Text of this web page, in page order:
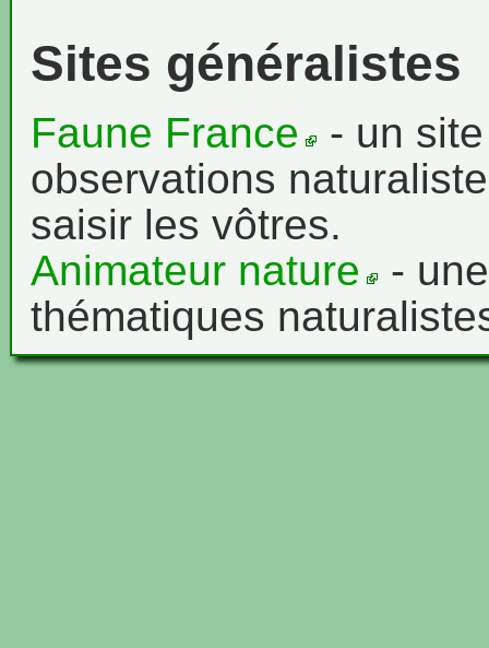
Sites généralistes
Faune France
- un
observations
saisir les vôtres.
Animateur nature
-
thématiques